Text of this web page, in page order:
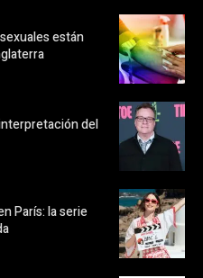
están
del
París: la serie